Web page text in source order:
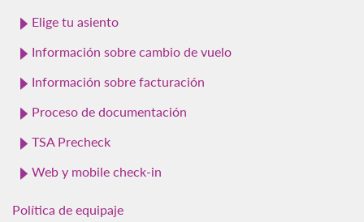
Elige tu asiento
Información sobre cambio de vuelo
Información sobre facturación
Proceso de documentación
TSA Precheck
Web y mobile check-in
Política de equipaje